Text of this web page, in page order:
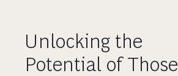
Unlocking the
Potential of Those